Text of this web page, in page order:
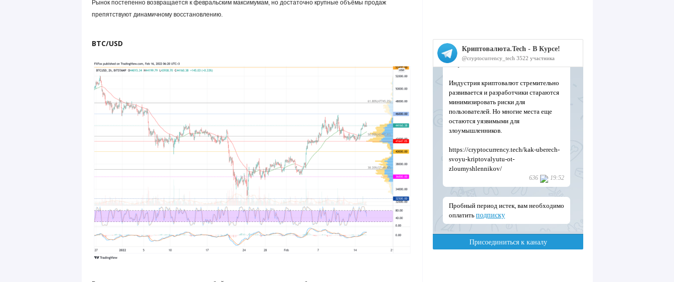
Рынок постепенно возвращается к февральским максимумам, но достаточно крупные объёмы продаж
препятствуют динамичному восстановлению.
BTC/USD